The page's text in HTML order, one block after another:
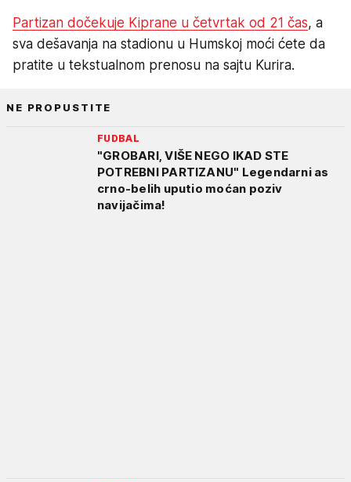
Partizan dočekuje Kiprane u četvrtak od 21 čas, a
sva dešavanja na stadionu u Humskoj moći ćete da
pratite u tekstualnom prenosu na sajtu Kurira.
NE PROPUSTITE
FUDBAL
"GROBARI, VIŠE NEGO IKAD STE
POTREBNI PARTIZANU" Legendarni as
crno-belih uputio moćan poziv
navijačima!